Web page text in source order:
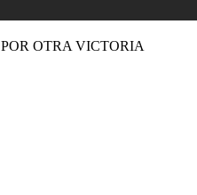
POR OTRA VICTORIA